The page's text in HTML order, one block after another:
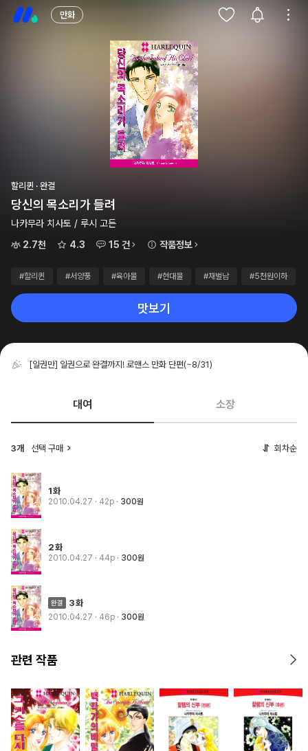
만화
할리퀸 · 완결
당신의 목소리가 들려
나카무라 치사토 / 루시 고든
2.7천
4.3 15 건 작품정보
#할리퀸 #서양풍 #육아물 #현대물 #재벌남 #5천원이하
맛보기
[일권만] 일권으로 완결까지! 로맨스 만화 단편(~8/31)
대여 소장
3개 선택 구매 회차순
1화
2010.04.27 · 42p 300원
2화
2010.04.27 · 44p 300원
3화
2010.04.27 · 46p 300원
관련 작품